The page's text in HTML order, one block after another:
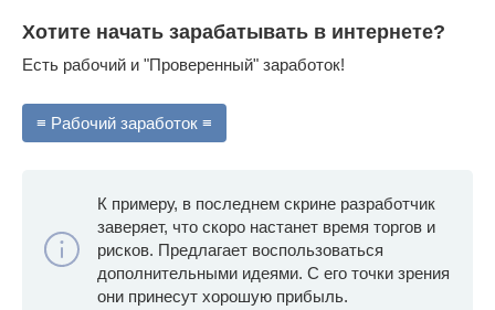
Хотите начать зарабатывать в интернете?
Есть рабочий и "Проверенный" заработок!
≡ Рабочий заработок ≡
К примеру, в последнем скрине разработчик
заверяет, что скоро настанет время торгов и
рисков. Предлагает воспользоваться
дополнительными идеями. С его точки зрения
они принесут хорошую прибыль.